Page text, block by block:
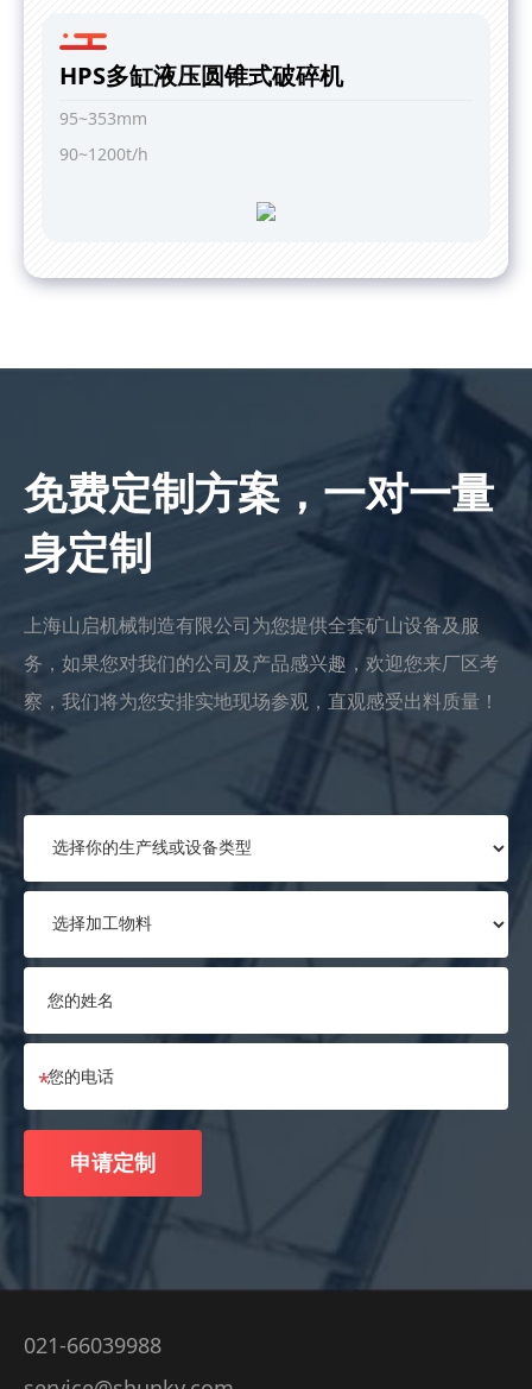
HPS多缸液压圆锥式破碎机
95~353mm
90~1200t/h
免费定制方案，一对一量
身定制
上海山启机械制造有限公司为您提供全套矿山设备及服
务，如果您对我们的公司及产品感兴趣，欢迎您来厂区考
察，我们将为您安排实地现场参观，直观感受出料质量！
021-66039988